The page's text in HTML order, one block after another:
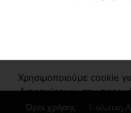
Όροι χρήσης Πολιτική
Χρησιμοποιούμε cookie
διαφημίσεων, την
την ανάλυση